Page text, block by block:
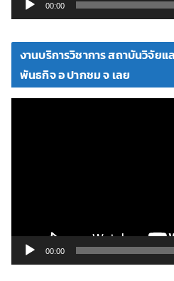
ดี
00:00
งานบริการวิชาการ สถาบันวิจัย
พันธกิจ อ ปากชม จ เลย
ดี
00:00